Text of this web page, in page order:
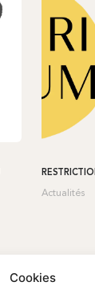
Cookies
Actualités